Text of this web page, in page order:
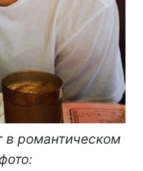
в романтическом